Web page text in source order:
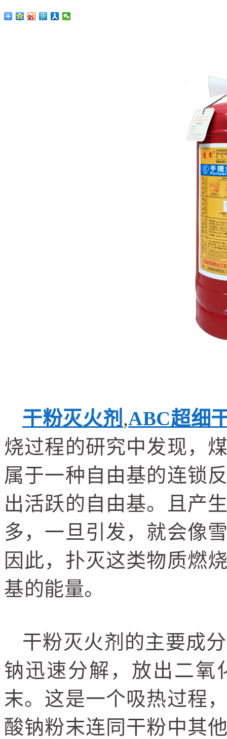
干粉灭火剂 ,ABC超细
烧过程的研究中发现，
属于一种自由基的连锁
出活跃的自由基。且产
多，一旦引发，就会像
因此，扑灭这类物质燃
基的能量。
干粉灭火剂的主要成
钠迅速分解，放出二氧
末。这是一个吸热过程
酸钠粉末连同干粉中其